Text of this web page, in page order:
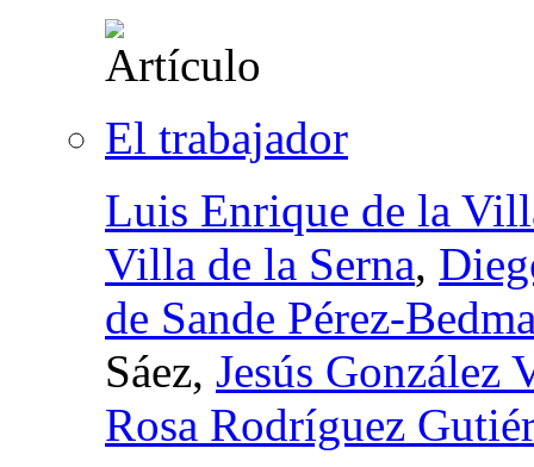
El trabajador
Luis Enrique de la
Villa de la Serna,
de Sande Pérez-
Sáez, Jesús González
Rosa Rodríguez